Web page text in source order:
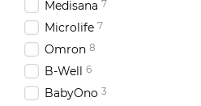
Medisana 7
Microlife 7
Omron 8
B-Well 6
BabyOno 3